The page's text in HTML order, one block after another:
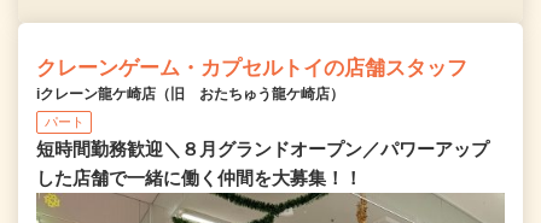
クレーンゲーム・カプセルトイの店舗スタッフ
iクレーン龍ケ崎店（旧 おたちゅう龍ケ崎店）
パート
短時間勤務歓迎＼８月グランドオープン／パワーアップ
した店舗で一緒に働く仲間を大募集！！